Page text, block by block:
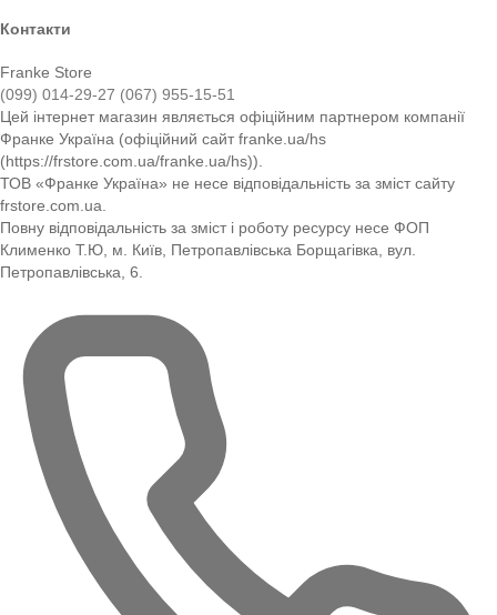
Контакти
Franke Store
(099) 014-29-27 (067) 955-15-51
Цей інтернет магазин являється офіційним партнером компанії
Франке Україна (офіційний сайт franke.ua/hs
(https://frstore.com.ua/franke.ua/hs)).
ТОВ «Франке Україна» не несе відповідальність за зміст сайту
frstore.com.ua.
Повну відповідальність за зміст і роботу ресурсу несе ФОП
Клименко Т.Ю, м. Київ, Петропавлівська Борщагівка, вул.
Петропавлівська, 6.